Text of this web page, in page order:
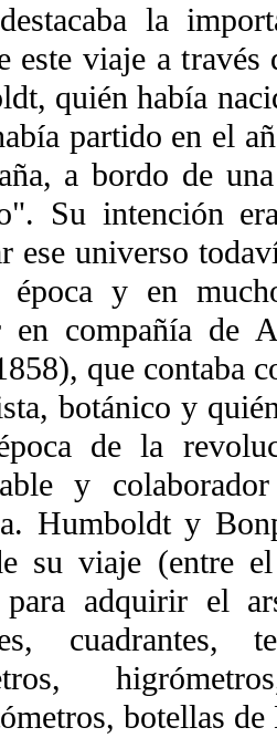
la
este viaje a
quién había
partido en el
a bordo de
Su intención
ese universo
época y en
en compañía de
que contaba
botánico y
de la
y
Humboldt y
su viaje (entre
adquirir el
cuadrantes,
botellas